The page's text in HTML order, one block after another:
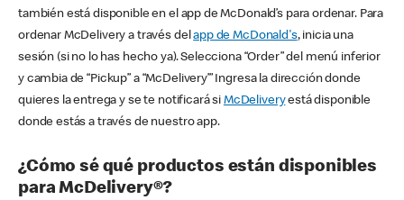
también está disponible en el app de McDonald’s para ordenar. Para
ordenar McDelivery a través delapp de McDonald's, inicia una
sesión (si no lo has hecho ya). Selecciona “Order” del menú inferior
y cambia de “Pickup” a “McDelivery’” Ingresa la dirección donde
quieres la entrega y se te notificará si McDeliveryestá disponible
donde estás a través de nuestro app.
¿Cómo sé qué productos están disponibles
para McDelivery®?